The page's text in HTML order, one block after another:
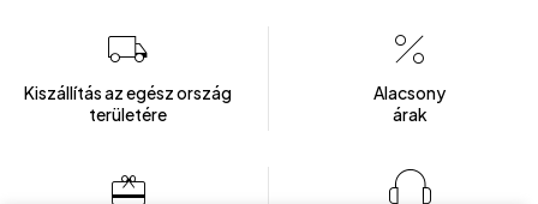
Kiszállítás az egész ország
területére
Alacsony
árak